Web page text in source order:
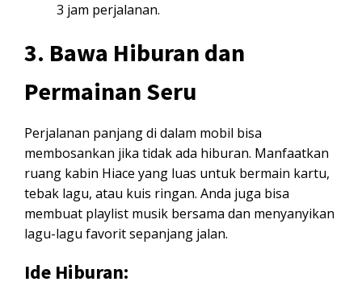
3 jam perjalanan.
3. Bawa Hiburan dan
Permainan Seru
Perjalanan panjang di dalam mobil bisa
membosankan jika tidak ada hiburan. Manfaatkan
ruang kabin Hiace yang luas untuk bermain kartu,
tebak lagu, atau kuis ringan. Anda juga bisa
membuat playlist musik bersama dan menyanyikan
lagu-lagu favorit sepanjang jalan.
Ide Hiburan: